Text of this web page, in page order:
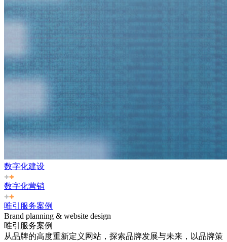
数字化建设
数字化营销
唯引服务案例
Brand planning & website design
唯引服务案例
从品牌的高度重新定义网站，探索品牌发展与未来，以品牌策